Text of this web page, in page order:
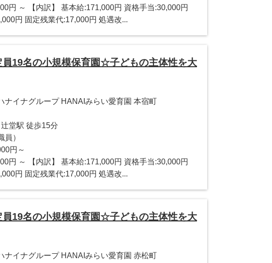
円 ～ 【内訳】 基本給:171,000円 資格手当:30,000円
円 固定残業代:17,000円 処遇改...
員19名の小規模保育園☆子どもの主体性を大
ナイナグループ HANAIみらい愛育園 本宿町
堂駅 徒歩15分
員）
円～
円 ～ 【内訳】 基本給:171,000円 資格手当:30,000円
円 固定残業代:17,000円 処遇改...
員19名の小規模保育園☆子どもの主体性を大
ナイナグループ HANAIみらい愛育園 赤松町